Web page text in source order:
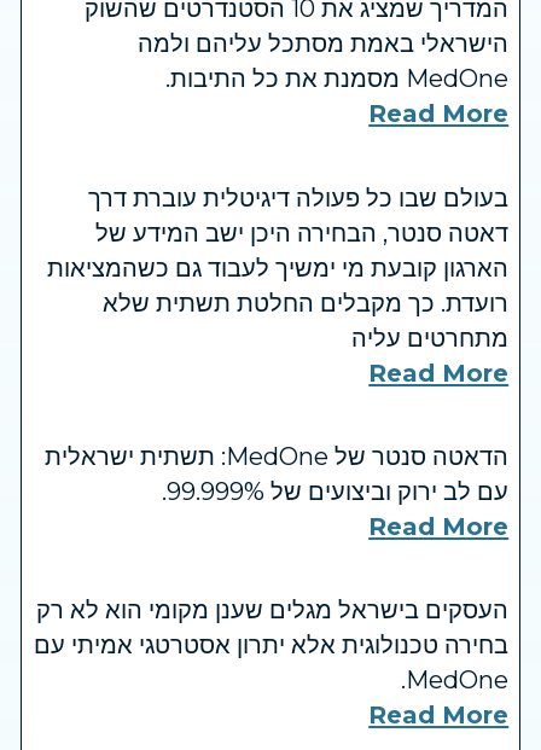
המדריך שמציג את 10 הסטנדרטים שהשוק
הישראלי באמת מסתכל עליהם ולמה
MedOne מסמנת את כל התיבות.
Read More
בעולם שבו כל פעולה דיגיטלית עוברת דרך
דאטה סנטר, הבחירה היכן ישב המידע של
הארגון קובעת מי ימשיך לעבוד גם כשהמציאות
רועדת. כך מקבלים החלטת תשתית שלא
מתחרטים עליה
Read More
הדאטה סנטר של MedOne: תשתית ישראלית
עם לב ירוק וביצועים של 99.999%.
Read More
העסקים בישראל מגלים שענן מקומי הוא לא רק
בחירה טכנולוגית אלא יתרון אסטרטגי אמיתי עם
MedOne.
Read More